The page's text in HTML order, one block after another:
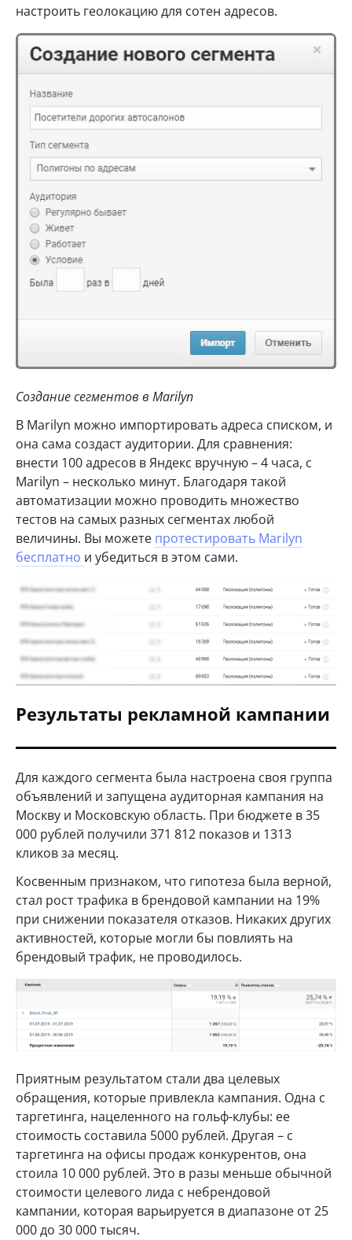
настроить геолокацию для сотен адресов.
Создание сегментов в Marilyn
В Marilyn можно импортировать адреса списком, и
она сама создаст аудитории. Для сравнения:
внести 100 адресов в Яндекс вручную – 4 часа, с
Marilyn – несколько минут. Благодаря такой
автоматизации можно проводить множество
тестов на самых разных сегментах любой
величины. Вы можете протестировать Marilyn
бесплатно и убедиться в этом сами.
Результаты рекламной кампании
Для каждого сегмента была настроена своя группа
объявлений и запущена аудиторная кампания на
Москву и Московскую область. При бюджете в 35
000 рублей получили 371 812 показов и 1313
кликов за месяц.
Косвенным признаком, что гипотеза была верной,
стал рост трафика в брендовой кампании на 19%
при снижении показателя отказов. Никаких других
активностей, которые могли бы повлиять на
брендовый трафик, не проводилось.
Приятным результатом стали два целевых
обращения, которые привлекла кампания. Одна с
таргетинга, нацеленного на гольф-клубы: ее
стоимость составила 5000 рублей. Другая – с
таргетинга на офисы продаж конкурентов, она
стоила 10 000 рублей. Это в разы меньше обычной
стоимости целевого лида с небрендовой
кампании, которая варьируется в диапазоне от 25
000 до 30 000 тысяч.